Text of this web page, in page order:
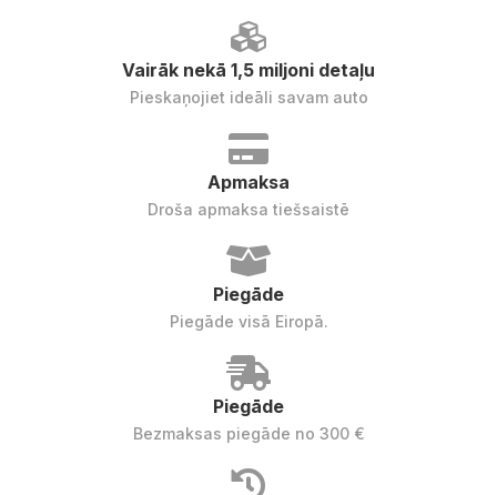
Vairāk nekā 1,5 miljoni detaļu
Pieskaņojiet ideāli savam auto
Apmaksa
Droša apmaksa tiešsaistē
Piegāde
Piegāde visā Eiropā.
Piegāde
Bezmaksas piegāde no 300 €